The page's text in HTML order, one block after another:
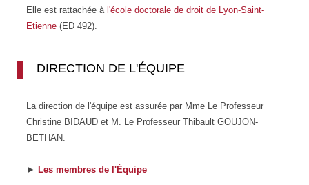
Elle est rattachée àl'école doctorale de droit de Lyon-Saint-
Etienne(ED 492).
DIRECTION DE L'ÉQUIPE
La direction de l'équipe est assurée par Mme Le Professeur
Christine BIDAUD et M. Le Professeur Thibault GOUJON-
BETHAN.
► Les membres de l'Équipe